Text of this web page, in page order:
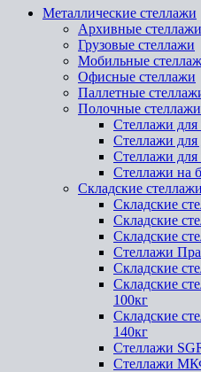
Металлические стеллажи
Архивные стеллажи
Грузовые стеллажи
Мобильные
Офисные стеллажи
Паллетные
Полочные стеллажи
Стеллажи для
Стеллажи для
Стеллажи для
Стеллажи на
Складские стеллажи
Складские
Складские
Складские
Стеллажи
Складские
Складские
100кг
Складские
140кг
Стеллажи
Стеллажи